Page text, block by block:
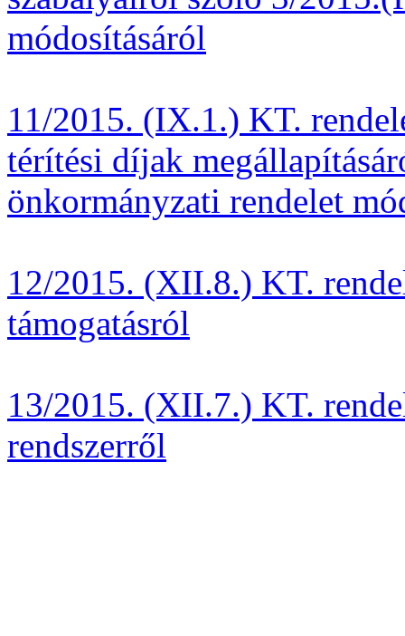
módosításáról
11/2015. (IX.1.) KT.
térítési díjak
önkormányzati rendelet
12/2015. (XII.8.) KT.
támogatásról
13/2015. (XII.7.) KT.
rendszerről